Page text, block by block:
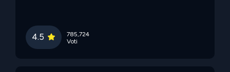
4.5
785,724
Voti